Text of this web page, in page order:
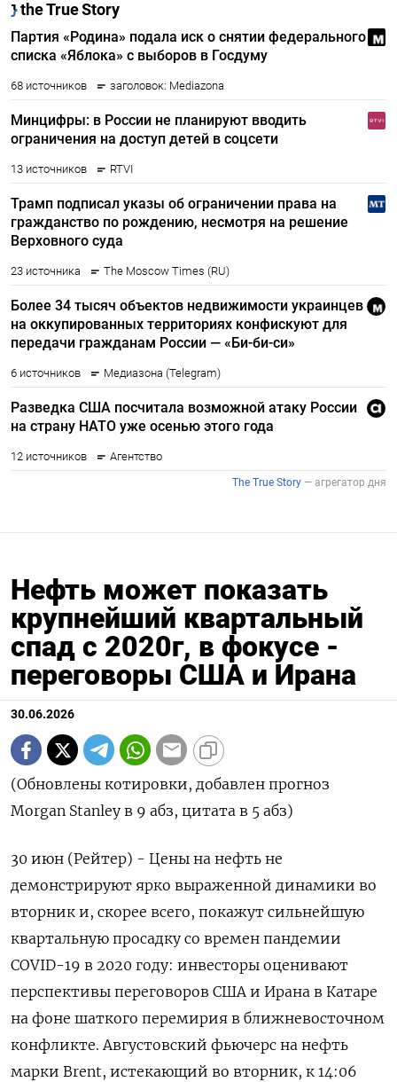
Нефть может показать
крупнейший квартальный
спад с 2020г, в фокусе -
переговоры США и Ирана
30.06.2026
(Обновлены котировки, добавлен прогноз
Morgan Stanley в 9 абз, цитата в 5 абз)
30 июн (Рейтер) - Цены на нефть не
демонстрируют ярко выраженной динамики во
вторник и, скорее всего, покажут сильнейшую
‌квартальную просадку со времен пандемии
COVID-19 в 2020 году: инвесторы оценивают
перспективы переговоров США и Ирана в Катаре
на фоне шаткого перемирия в ближневосточном
конфликте. Августовский фьючерс на нефть ​
марки Brent, истекающий во вторник, к ​14:06